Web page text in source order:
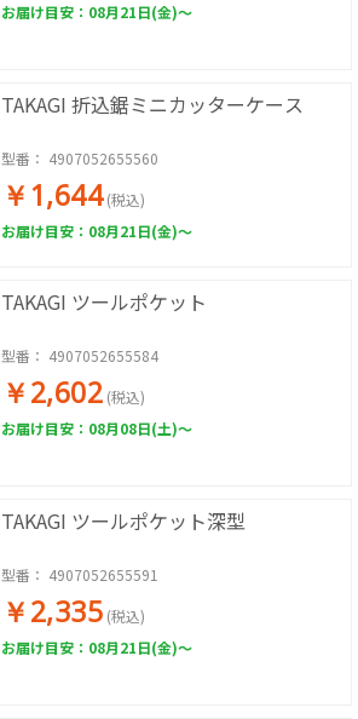
お届け目安：08月21日(金)～
TAKAGI 折込鋸ミニカッターケース
型番： 4907052655560
￥1,644 (税込)
お届け目安：08月21日(金)～
TAKAGI ツールポケット
型番： 4907052655584
￥2,602 (税込)
お届け目安：08月08日(土)～
TAKAGI ツールポケット深型
型番： 4907052655591
￥2,335 (税込)
お届け目安：08月21日(金)～